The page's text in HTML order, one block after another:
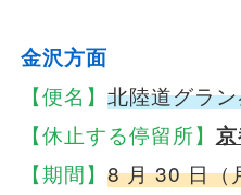
金沢方面
【便名】 北陸道グラ
【休止する停留所】
【期間】 8 月 30 日（